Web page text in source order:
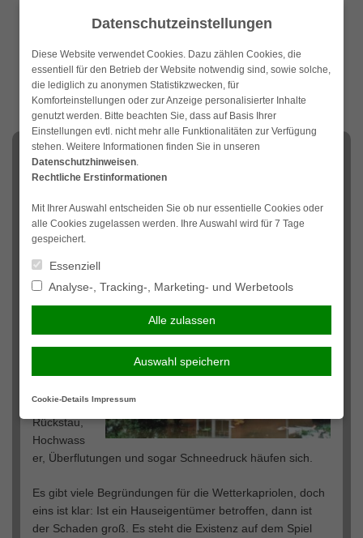
NAVIGATION
Elementarschäden treiben
Sie in den Ruin
Kein Land
Elementar
schäden
n,
Rückstau,
Hochwass
er, Überflutungen und sogar Schneedruck häufen sich.
Es gibt viele Begründungen für die Wetterkapriolen, doch
eins ist klar: Ist ein Hauseigentümer betroffen, dann ist
der Schaden groß. Es steht die Existenz auf dem Spiel
Datenschutzeinstellungen
Diese Website verwendet Cookies. Dazu zählen Cookies, die
essentiell für den Betrieb der Website notwendig sind, sowie solche,
die lediglich zu anonymen Statistikzwecken, für
Komforteinstellungen oder zur Anzeige personalisierter Inhalte
genutzt werden. Bitte beachten Sie, dass auf Basis Ihrer
Einstellungen evtl. nicht mehr alle Funktionalitäten zur Verfügung
stehen. Weitere Informationen finden Sie in unseren
Datenschutzhinweisen.
Rechtliche Erstinformationen
Mit Ihrer Auswahl entscheiden Sie ob nur essentielle Cookies oder
alle Cookies zugelassen werden. Ihre Auswahl wird für 7 Tage
gespeichert.
Essenziell
Analyse-, Tracking-, Marketing- und Werbetools
Alle zulassen
Auswahl speichern
Cookie-Details Impressum